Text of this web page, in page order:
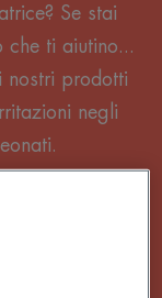
Se stai
che ti aiutino...
nostri prodotti
negli